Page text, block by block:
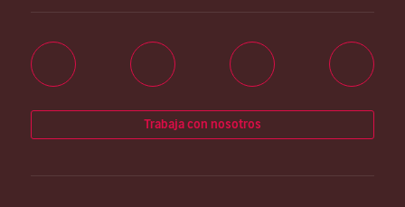
Trabaja con nosotros